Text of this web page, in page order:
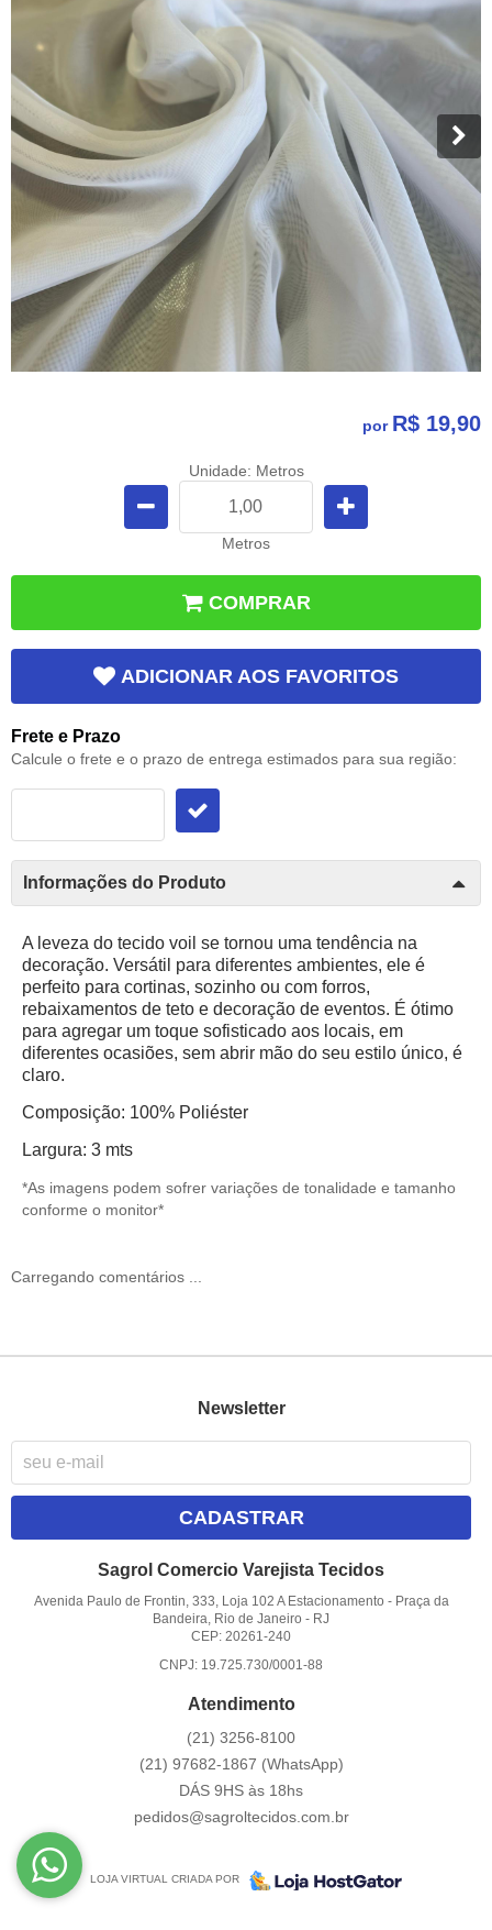
por R$ 19,90
Unidade: Metros
Metros
COMPRAR
ADICIONAR AOS FAVORITOS
Frete e Prazo
Calcule o frete e o prazo de entrega estimados para sua região:
Informações do Produto
A leveza do tecido voil se tornou uma tendência na
decoração. Versátil para diferentes ambientes, ele é
perfeito para cortinas, sozinho ou com forros,
rebaixamentos de teto e decoração de eventos. É ótimo
para agregar um toque sofisticado aos locais, em
diferentes ocasiões, sem abrir mão do seu estilo único, é
claro.
Composição: 100% Poliéster
Largura: 3 mts
*As imagens podem sofrer variações de tonalidade e tamanho
conforme o monitor*
Carregando comentários ...
Newsletter
CADASTRAR
Sagrol Comercio Varejista Tecidos
Avenida Paulo de Frontin, 333, Loja 102 A Estacionamento - Praça da
Bandeira, Rio de Janeiro - RJ
CEP: 20261-240
CNPJ: 19.725.730/0001-88
Atendimento
(21) 3256-8100
(21) 97682-1867 (WhatsApp)
DÁS 9HS às 18hs
pedidos@sagroltecidos.com.br
LOJA VIRTUAL CRIADA POR